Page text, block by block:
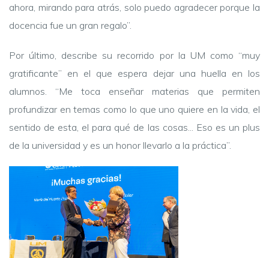
ahora, mirando para atrás, solo puedo agradecer porque la
docencia fue un gran regalo”.
Por último, describe su recorrido por la UM como “muy
gratificante” en el que espera dejar una huella en los
alumnos. “Me toca enseñar materias que permiten
profundizar en temas como lo que uno quiere en la vida, el
sentido de esta, el para qué de las cosas... Eso es un plus
de la universidad y es un honor llevarlo a la práctica”.